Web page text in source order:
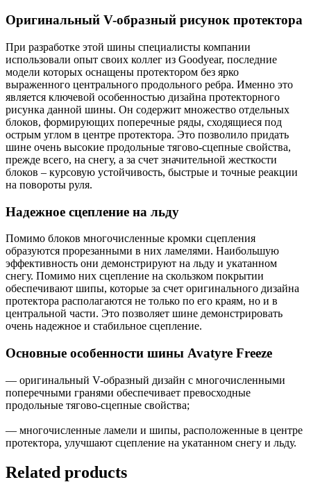
Оригинальный V-образный рисунок протектора
При разработке этой шины специалисты компании
использовали опыт своих коллег из Goodyear, последние
модели которых оснащены протектором без ярко
выраженного центрального продольного ребра. Именно это
является ключевой особенностью дизайна протекторного
рисунка данной шины. Он содержит множество отдельных
блоков, формирующих поперечные ряды, сходящиеся под
острым углом в центре протектора. Это позволило придать
шине очень высокие продольные тягово-сцепные свойства,
прежде всего, на снегу, а за счет значительной жесткости
блоков – курсовую устойчивость, быстрые и точные реакции
на повороты руля.
Надежное сцепление на льду
Помимо блоков многочисленные кромки сцепления
образуются прорезанными в них ламелями. Наибольшую
эффективность они демонстрируют на льду и укатанном
снегу. Помимо них сцепление на скользком покрытии
обеспечивают шипы, которые за счет оригинального дизайна
протектора располагаются не только по его краям, но и в
центральной части. Это позволяет шине демонстрировать
очень надежное и стабильное сцепление.
Основные особенности шины Avatyre Freeze
— оригинальный V-образный дизайн с многочисленными
поперечными гранями обеспечивает превосходные
продольные тягово-сцепные свойства;
— многочисленные ламели и шипы, расположенные в центре
протектора, улучшают сцепление на укатанном снегу и льду.
Related products